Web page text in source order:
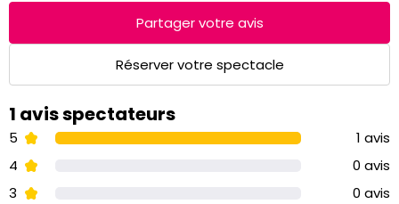
Réserver votre spectacle
Partager votre avis
1 avis spectateurs
5
1 avis
4
0 avis
3
0 avis